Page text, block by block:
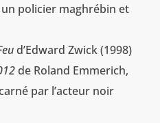
policier maghrébin et
d’Edward Zwick (1998)
de Roland Emmerich,
par l’acteur noir